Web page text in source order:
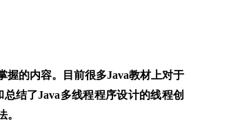
握的内容。目前很多Java教材上对于
结了Java多线程程序设计的线程创